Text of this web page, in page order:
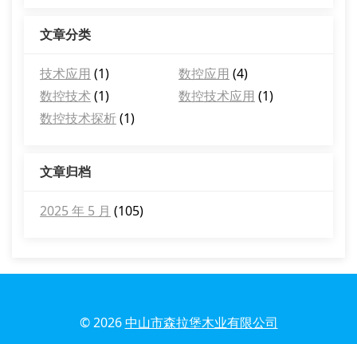
文章分类
技术应用 (1) 数控应用 (4)
数控技术(1) 数控技术应用 (1)
数控技术探析(1)
文章归档
2025 年 5 月 (105)
© 2026中山市森拉堡木业有限公司